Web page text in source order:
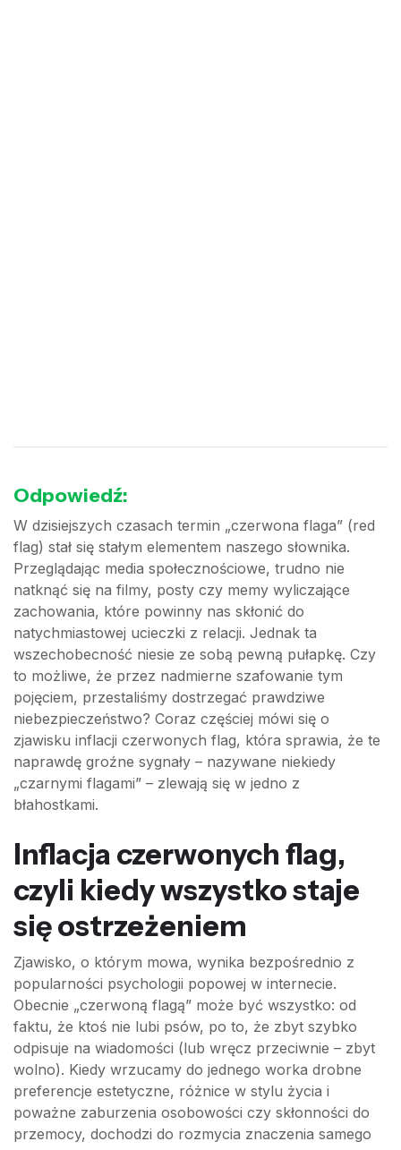
Odpowiedź:
W dzisiejszych czasach termin „czerwona flaga” (red
flag) stał się stałym elementem naszego słownika.
Przeglądając media społecznościowe, trudno nie
natknąć się na filmy, posty czy memy wyliczające
zachowania, które powinny nas skłonić do
natychmiastowej ucieczki z relacji. Jednak ta
wszechobecność niesie ze sobą pewną pułapkę. Czy
to możliwe, że przez nadmierne szafowanie tym
pojęciem, przestaliśmy dostrzegać prawdziwe
niebezpieczeństwo? Coraz częściej mówi się o
zjawisku inflacji czerwonych flag, która sprawia, że te
naprawdę groźne sygnały – nazywane niekiedy
„czarnymi flagami” – zlewają się w jedno z
błahostkami.
Inflacja czerwonych flag,
czyli kiedy wszystko staje
się ostrzeżeniem
Zjawisko, o którym mowa, wynika bezpośrednio z
popularności psychologii popowej w internecie.
Obecnie „czerwoną flagą” może być wszystko: od
faktu, że ktoś nie lubi psów, po to, że zbyt szybko
odpisuje na wiadomości (lub wręcz przeciwnie – zbyt
wolno). Kiedy wrzucamy do jednego worka drobne
preferencje estetyczne, różnice w stylu życia i
poważne zaburzenia osobowości czy skłonności do
przemocy, dochodzi do rozmycia znaczenia samego